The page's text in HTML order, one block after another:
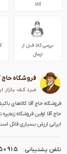
کالا
بررسی کالا قبل از
ارسال
فروشگاه حاج
مــرد کـف بـازار
فروشگاه حاج آقا کالاهای
حاج آقا اولین فروشگاه
ایرانی ارزش بسیاری قائل
تلفن پشتیبانی: